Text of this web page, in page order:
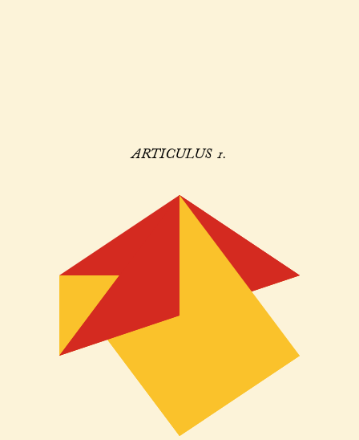
ARTICULUS 1.